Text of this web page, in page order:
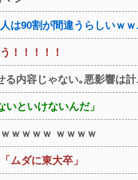
は90割が間違うらしいｗ
！！！！！
る内容じゃない｡悪影響は
といけないんだ」
ｗｗｗｗ ｗｗｗｗ
ムダに東大卒」